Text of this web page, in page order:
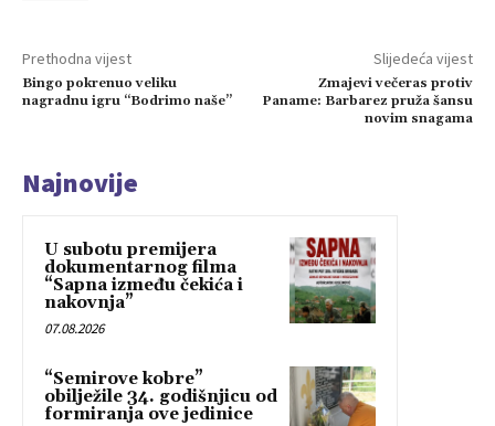
Prethodna vijest
Bingo pokrenuo veliku
nagradnu igru “Bodrimo naše”
Slijedeća vijest
Zmajevi večeras protiv
Paname: Barbarez pruža šansu
novim snagama
Najnovije
U subotu premijera
dokumentarnog filma
“Sapna između čekića i
nakovnja”
07.08.2026
“Semirove kobre”
obilježile 34. godišnjicu od
formiranja ove jedinice